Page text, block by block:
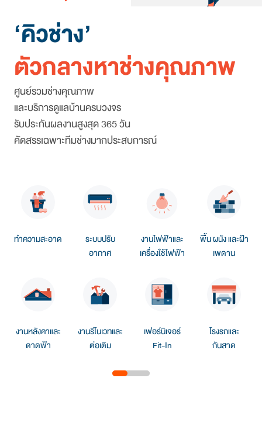
‘คิวช่าง’
ตัวกลางหาช่างคุณภาพ
ศูนย์รวมช่างคุณภาพ
และบริการดูแลบ้านครบวงจร
รับประกันผลงานสูงสุด 365 วัน
คัดสรรเฉพาะทีมช่างมากประสบการณ์
ทำความสะอาด
งานหลังคาและ
ดาดฟ้า
ระบบปรับ
อากาศ
งานรีโนเวทและ
ต่อเติม
งานไฟฟ้าและ
เครื่องใช้ไฟฟ้า
เฟอร์นิเจอร์
Fit-In
พื้น ผนัง และฝ้า
เพดาน
โรงรถและ
กันสาด